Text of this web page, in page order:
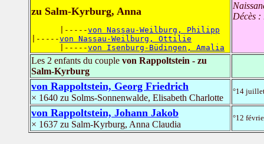
zu Salm-Kyrburg, Anna
      |-----
von Nassau-Weilburg, Philipp
|-----von Nassau-Weilburg, Ottilie
      |-----
von Isenburg-Büdingen, Amalia
Décès :
Les 2 enfants du couple von Rappoltstein - zu
Salm-Kyrburg
von Rappoltstein, Georg Friedrich
× 1640 zu Solms-Sonnenwalde, Elisabeth Charlotte
°14
von Rappoltstein, Johann Jakob
× 1637 zu Salm-Kyrburg, Anna Claudia
°12